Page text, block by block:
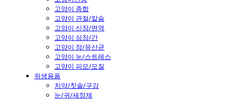
고양이 종합
고양이 관절/칼슘
고양이 신장/면역
고양이 심장/간
고양이 장/유산균
고양이 눈/스트레스
고양이 피모/모질
위생용품
치약/칫솔/구강
눈/귀/세정제